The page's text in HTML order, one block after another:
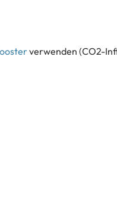
verwenden (CO2-